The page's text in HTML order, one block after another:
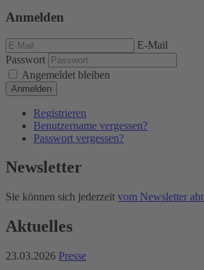
Anmelden
E-Mail
Passwort
Angemeldet bleiben
Anmelden
Registrieren
Benutzername vergessen?
Passwort vergessen?
Newsletter
Sie können sich jederzeit vom Newsletter
Aktuelles
23.03.2026 Presse